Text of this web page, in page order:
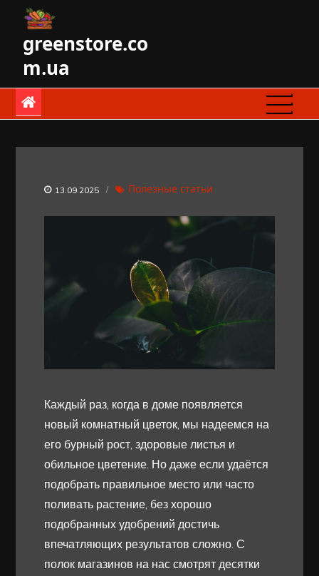
contentgreenstore.co
m.ua
13.09.2025 Полезные статьи
Каждый раз, когда в доме появляется
новый комнатный цветок, мы надеемся на
его бурный рост, здоровые листья и
обильное цветение. Но даже если удаётся
подобрать правильное место или часто
поливать растение, без хорошо
подобранных удобрений достичь
впечатляющих результатов сложно. С
полок магазинов на нас смотрят десятки